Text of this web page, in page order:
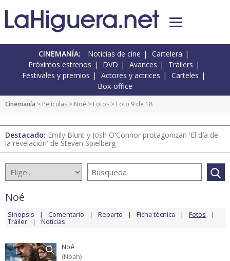
CINEMANÍA: Noticias de cine
Cartelera
Próximos estrenos
DVD Avances
Tráilers
Festivales y premios
Actores y actrices
Carteles
Box-office
Cinemanía > Películas > Noé > Fotos > Foto 9 de 18
Destacado: Emily Blunt y Josh O'Connor protagonizan 'El día de
la revelación' de Steven Spielberg
Noé
Sinopsis Comentario Reparto Ficha técnica Fotos
Tráiler Noticias
Noé
(Noah)